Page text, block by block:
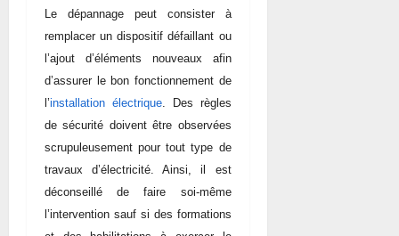
Le dépannage peut consister à
remplacer un dispositif défaillant ou
l’ajout d’éléments nouveaux afin
d’assurer le bon fonctionnement de
l’installation électrique. Des règles
de sécurité doivent être observées
scrupuleusement pour tout type de
travaux d’électricité. Ainsi, il est
déconseillé de faire soi-même
l’intervention sauf si des formations